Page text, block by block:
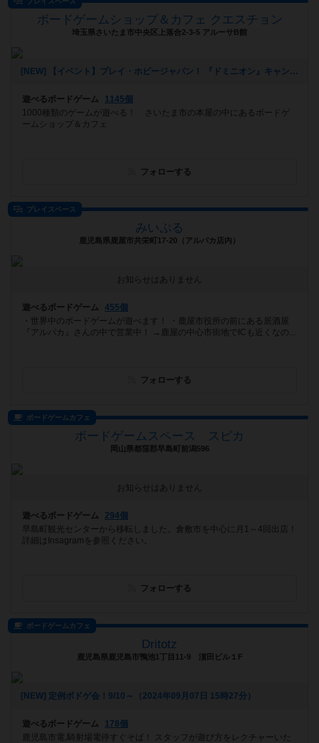
ボードゲームショップ＆カフェ クエスチョン
埼玉県さいたま市中央区上落合2-3-5 アルーサB館
[NEW] 【イベント】プレイ・ホビージャパン！ 『ドミニオン』キャンペーン開催！（11/4 追記アリ）（2024年10月24日 21時41分）
遊べるボードゲーム
1145個
1000種類のゲームが遊べる！ さいたま市の本屋の中にあるボードゲ
ームショップ＆カフェ
フォローする
プレイスペース
みいぷる
鹿児島県鹿屋市共栄町17-20（アルパカ店内）
お知らせはありません
遊べるボードゲーム
455個
・世界中のボードゲームが遊べます！ ・鹿屋市役所の前にある居酒屋
『アルパカ』さんの中で営業中！ →鹿屋の中心市街地でICも近くなの...
フォローする
ボードゲームカフェ
ボードゲームスペース スピカ
岡山県都窪郡早島町前潟596
お知らせはありません
遊べるボードゲーム
294個
早島町観光センターから移転しました。倉敷市を中心に月1～4回出店！
詳細はInsagramを参照ください。
フォローする
ボードゲームカフェ
Dritotz
鹿児島県鹿児島市鴨池1丁目11-9 濵田ビル１F
[NEW] 定例ボドゲ会！9/10～（2024年09月07日 15時27分）
遊べるボードゲーム
178個
鹿児島市電,騎射場電停すぐそば！ スタッフが遊び方をレクチャーいた